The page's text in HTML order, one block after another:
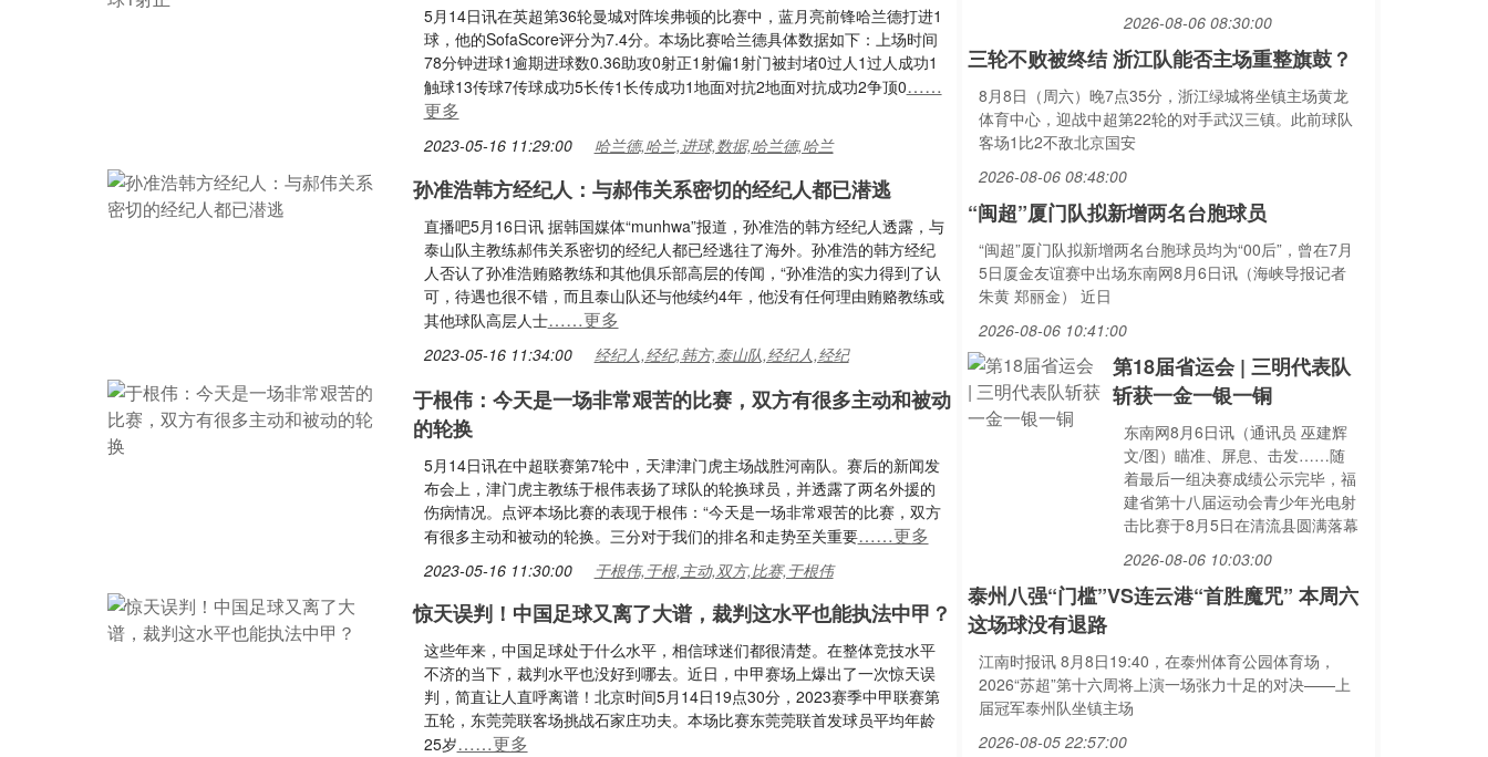
5月14日讯在英超第36轮曼城对阵埃弗顿的比赛中，蓝月亮前锋哈兰德打进1
球，他的SofaScore评分为7.4分。本场比赛哈兰德具体数据如下：上场时间
78分钟进球1逾期进球数0.36助攻0射正1射偏1射门被封堵0过人1过人成功1
触球13传球7传球成功5长传1长传成功1地面对抗2地面对抗成功2争顶0……
更多
2023-05-16 11:29:00 哈兰德,哈兰,进球,数据,哈兰德,哈兰
孙准浩韩方经纪人：与郝伟关系密切的经纪人都已潜逃
直播吧5月16日讯 据韩国媒体“munhwa”报道，孙准浩的韩方经纪人透露，与
泰山队主教练郝伟关系密切的经纪人都已经逃往了海外。孙准浩的韩方经纪
人否认了孙准浩贿赂教练和其他俱乐部高层的传闻，“孙准浩的实力得到了认
可，待遇也很不错，而且泰山队还与他续约4年，他没有任何理由贿赂教练或
其他球队高层人士……更多
2023-05-16 11:34:00 经纪人,经纪,韩方,泰山队,经纪人,经纪
于根伟：今天是一场非常艰苦的比赛，双方有很多主动和被动
的轮换
5月14日讯在中超联赛第7轮中，天津津门虎主场战胜河南队。赛后的新闻发
布会上，津门虎主教练于根伟表扬了球队的轮换球员，并透露了两名外援的
伤病情况。点评本场比赛的表现于根伟：“今天是一场非常艰苦的比赛，双方
有很多主动和被动的轮换。三分对于我们的排名和走势至关重要……更多
2023-05-16 11:30:00 于根伟,于根,主动,双方,比赛,于根伟
惊天误判！中国足球又离了大谱，裁判这水平也能执法中甲？
这些年来，中国足球处于什么水平，相信球迷们都很清楚。在整体竞技水平
不济的当下，裁判水平也没好到哪去。近日，中甲赛场上爆出了一次惊天误
判，简直让人直呼离谱！北京时间5月14日19点30分，2023赛季中甲联赛第
五轮，东莞莞联客场挑战石家庄功夫。本场比赛东莞莞联首发球员平均年龄
25岁……更多
2026-08-06 08:30:00
三轮不败被终结 浙江队能否主场重整旗鼓？
8月8日（周六）晚7点35分，浙江绿城将坐镇主场黄龙
体育中心，迎战中超第22轮的对手武汉三镇。此前球队
客场1比2不敌北京国安
2026-08-06 08:48:00
“闽超”厦门队拟新增两名台胞球员
“闽超”厦门队拟新增两名台胞球员均为“00后”，曾在7月
5日厦金友谊赛中出场东南网8月6日讯（海峡导报记者
朱黄 郑丽金） 近日
2026-08-06 10:41:00
第18届省运会 | 三明代表队
斩获一金一银一铜
东南网8月6日讯（通讯员 巫建辉
文/图）瞄准、屏息、击发……随
着最后一组决赛成绩公示完毕，福
建省第十八届运动会青少年光电射
击比赛于8月5日在清流县圆满落幕
2026-08-06 10:03:00
泰州八强“门槛”VS连云港“首胜魔咒” 本周六
这场球没有退路
江南时报讯 8月8日19:40，在泰州体育公园体育场，
2026“苏超”第十六周将上演一场张力十足的对决——上
届冠军泰州队坐镇主场
2026-08-05 22:57:00